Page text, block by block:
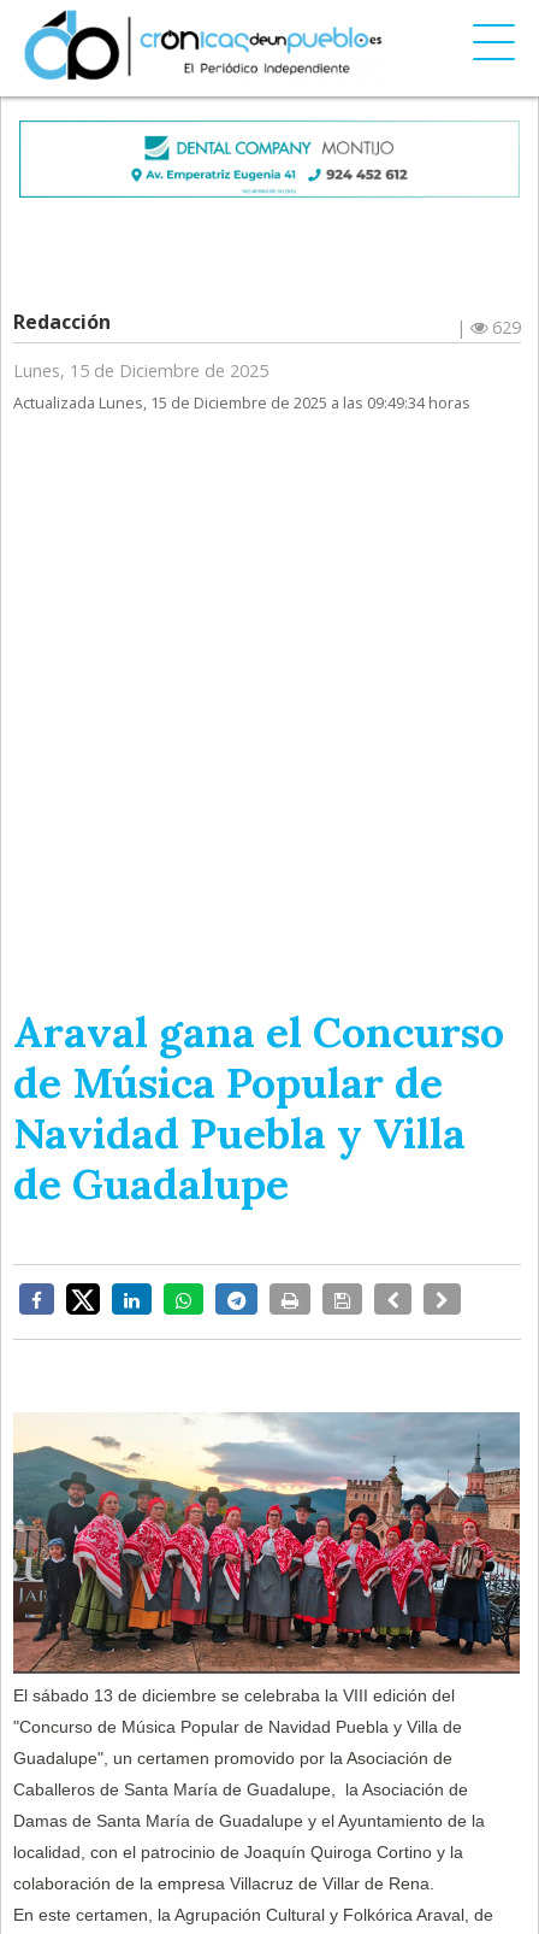
Redacción |
629
Lunes, 15 de Diciembre de 2025
Actualizada Lunes, 15 de Diciembre de 2025 a las 09:49:34 horas
Araval gana el Concurso
de Música Popular de
Navidad Puebla y Villa
de Guadalupe
El sábado 13 de diciembre se celebraba la VIII edición del
"Concurso de Música Popular de Navidad Puebla y Villa de
Guadalupe", un certamen promovido por la Asociación de
Caballeros de Santa María de Guadalupe, la Asociación de
Damas de Santa María de Guadalupe y el Ayuntamiento de la
localidad, con el patrocinio de Joaquín Quiroga Cortino y la
colaboración de la empresa Villacruz de Villar de Rena.
En este certamen, la Agrupación Cultural y Folkórica Araval, de